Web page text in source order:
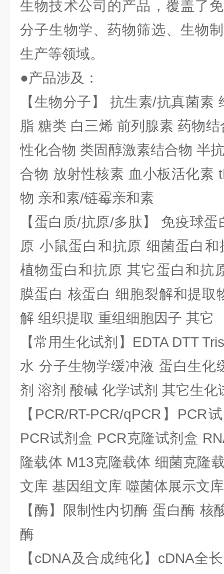
生物技术公司的产品，覆盖了
分子生物学、药物筛选、生物
生产等领域。
●产品涉及：
【生物分子】 抗生素/抗真菌素
脂 糖类 白三烯 前列腺素 药物
性化合物 类固醇激素结合物 半
合物 放射性核素 血小板活化素
物 亲和素/链霉亲和素
【蛋白质/抗原/多肽】 免疫球
原 小鼠蛋白和抗原 细菌蛋白
植物蛋白和抗原 其它蛋白和抗
膜蛋白 核蛋白 细胞裂解和提取
解 组织提取 重组细胞因子 其它
【常用生化试剂】EDTA DTT
水 分子生物学缓冲液 蛋白生化
剂 溶剂 酸碱 化学试剂 其它生化
【PCR/RT-PCR/qPCR】PCR
PCR试剂盒 PCR克隆试剂盒
隆载体 M13克隆载体 细菌克隆
文库 基因组文库 噬菌体展示文库
【酶】限制性内切酶 蛋白酶 核
酶
【cDNA及合成纯化】cDNA全